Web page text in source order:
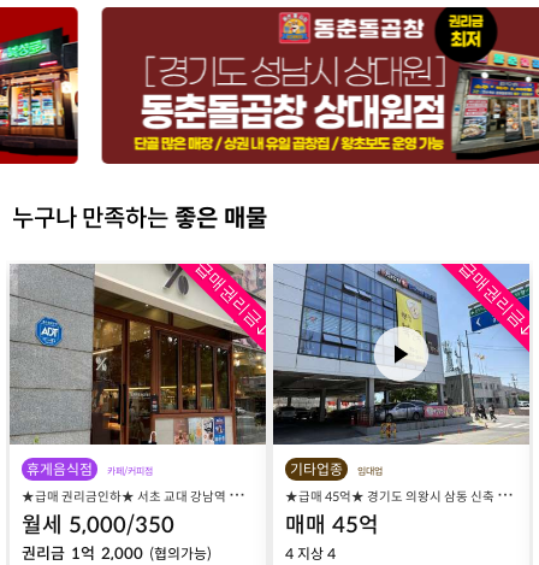
누구나 만족하는 좋은 매물
급매권리금↓
기타업종 임대업
★
급매 45억★ 경기도 의왕시 삼동 신축 4층 건물 현암빌딩 통매매 /부분 임대
매매 45억
4 지상 4
급매권리금↓
일반음식점 기타음식점
★
급매 권리금인하★ 양산 명동 개인카페 창업, 소문난 분위기 맛집 아워해피시즌 매장 매매 양도양수
월세 1,000
권리금 2,000